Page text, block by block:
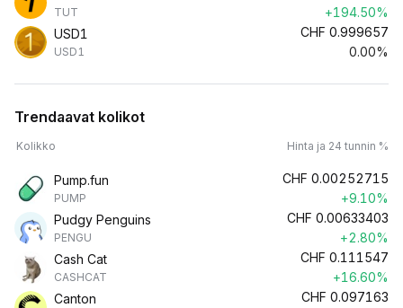
TUT
+194.50%
USD1
USD1
CHF 0.999657
0.00%
Trendaavat kolikot
Kolikko Hinta ja 24 tunnin %
Pump.fun
PUMP
CHF 0.00252715
+9.10%
Pudgy Penguins
PENGU
CHF 0.00633403
+2.80%
Cash Cat
CASHCAT
CHF 0.111547
+16.60%
Canton
CHF 0.097163